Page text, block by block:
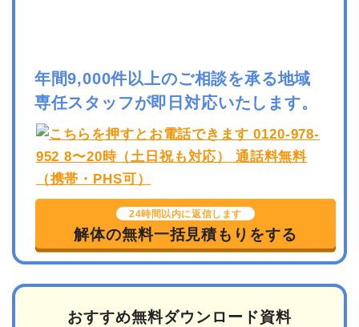
年間9,000件以上のご相談を承る地域
専任スタッフが即日対応いたします。
24時間以内に返信します
解体の無料一括見積もりをする
おすすめ無料ダウンロード資料